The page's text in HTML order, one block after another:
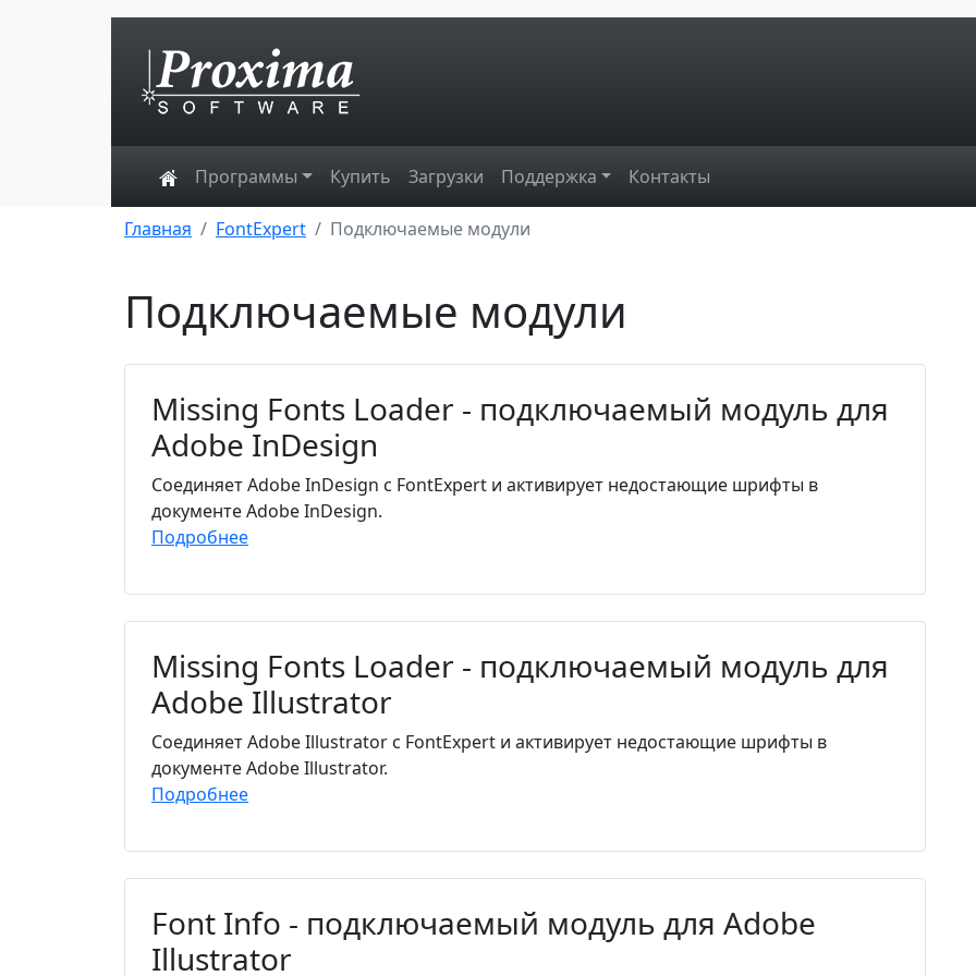
Программы Купить Загрузки Поддержка Контакты
Главная FontExpert Подключаемые модули
Подключаемые модули
Missing Fonts Loader - подключаемый модуль для
Adobe InDesign
Соединяет Adobe InDesign с FontExpert и активирует недостающие шрифты в
документе Adobe InDesign.
Подробнее
Missing Fonts Loader - подключаемый модуль для
Adobe Illustrator
Соединяет Adobe Illustrator с FontExpert и активирует недостающие шрифты в
документе Adobe Illustrator.
Подробнее
Font Info - подключаемый модуль для Adobe
Illustrator